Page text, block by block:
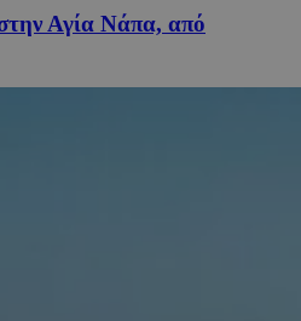
Αγία Νάπα, από